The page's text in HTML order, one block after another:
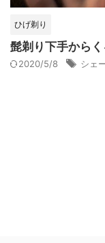
ひげ剃り
髭剃り下手から
2020/5/8 シェ